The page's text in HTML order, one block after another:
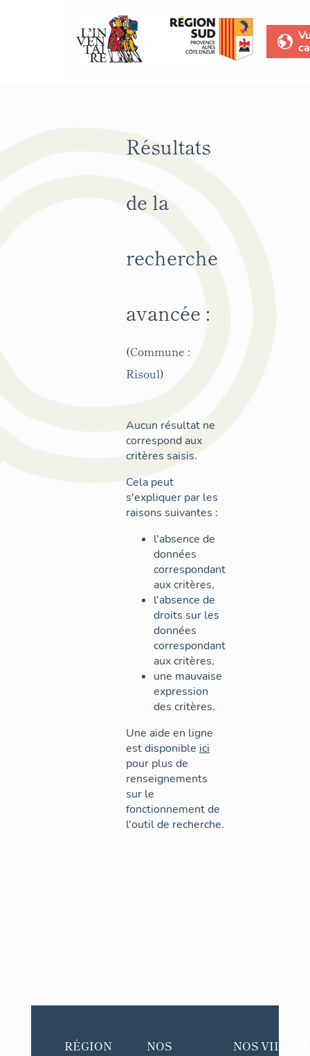
Résultats
de la
recherche
avancée :
(Commune :
Risoul)
Aucun résultat ne
correspond aux
critères saisis.
Cela peut
s'expliquer par les
raisons suivantes :
l'absence de
données
correspondant
aux critères,
l'absence de
droits sur les
données
correspondant
aux critères,
une mauvaise
expression
des critères.
Une aide en ligne
est disponible ici
pour plus de
renseignements
sur le
fonctionnement de
l'outil de recherche.
RÉGION
NOS
NOS VILLES